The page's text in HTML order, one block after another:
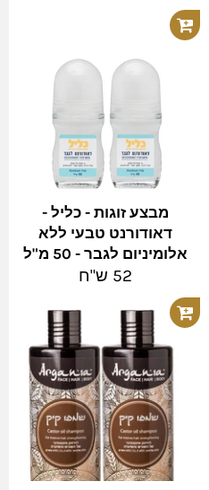
מבצע זוגות - כליל -
דאודורנט טבעי ללא
אלומיניום לגבר - 50 מ"ל
מחיר
52 ש"ח